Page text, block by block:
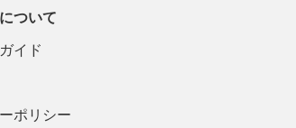
ついて
イド
ポリシー